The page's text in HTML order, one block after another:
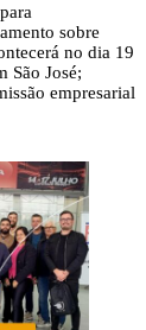
sobre
no dia 19
São José;
empresarial